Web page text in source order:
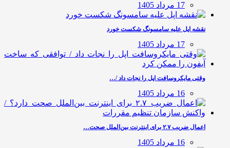
17 مرداد 1405
نقشه اپل علیه سامسونگ شکست خورد
17 مرداد 1405
وقتی مایکروسافت اپل را نجات داد /…
16 مرداد 1405
اعمال ضریب ۲.۷ برای اینترنت بین‌الملل صحت…
16 مرداد 1405